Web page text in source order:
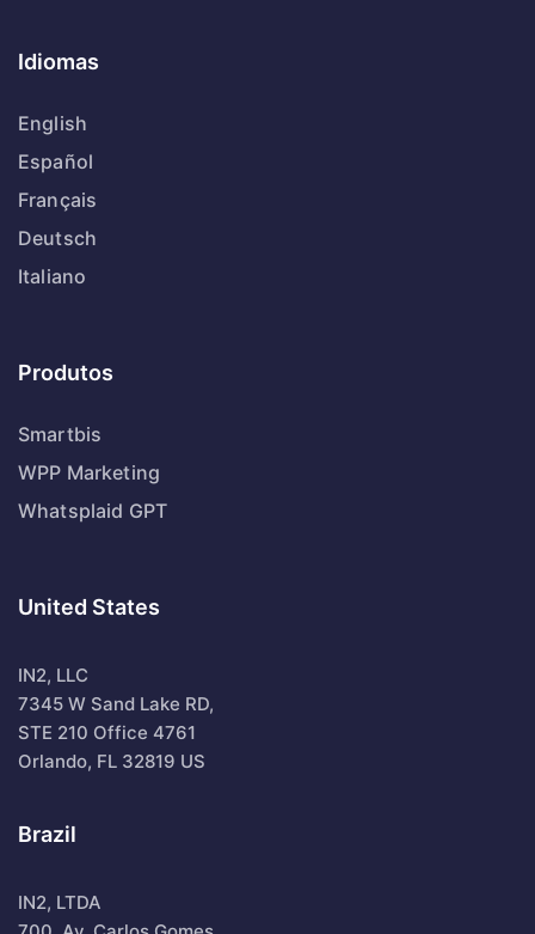
Idiomas
English
Español
Français
Deutsch
Italiano
Produtos
Smartbis
WPP Marketing
Whatsplaid GPT
United States
IN2, LLC
7345 W Sand Lake RD,
STE 210 Office 4761
Orlando, FL 32819 US
Brazil
IN2, LTDA